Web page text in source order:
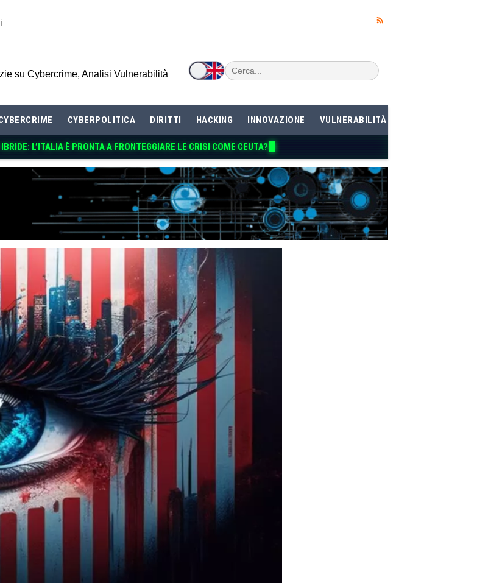
su Cybercrime, Analisi Vulnerabilità
CYBERPOLITICA DIRITTI HACKING INNOVAZIONE VULNERABILITÀ
L’ITALIA È PRONTA A FRONTEGGIARE LE CRISI COME CE